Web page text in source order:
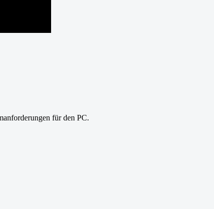
für den PC.